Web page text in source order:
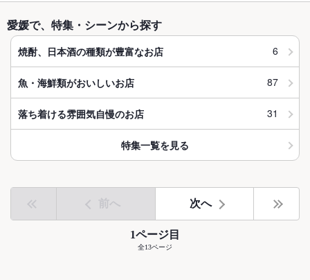
愛媛で、特集・シーンから探す
焼酎、日本酒の種類が豊富なお店 6
魚・海鮮類がおいしいお店 87
落ち着ける雰囲気自慢のお店 31
特集一覧を見る
前へ 次へ
1ページ目
全13ページ